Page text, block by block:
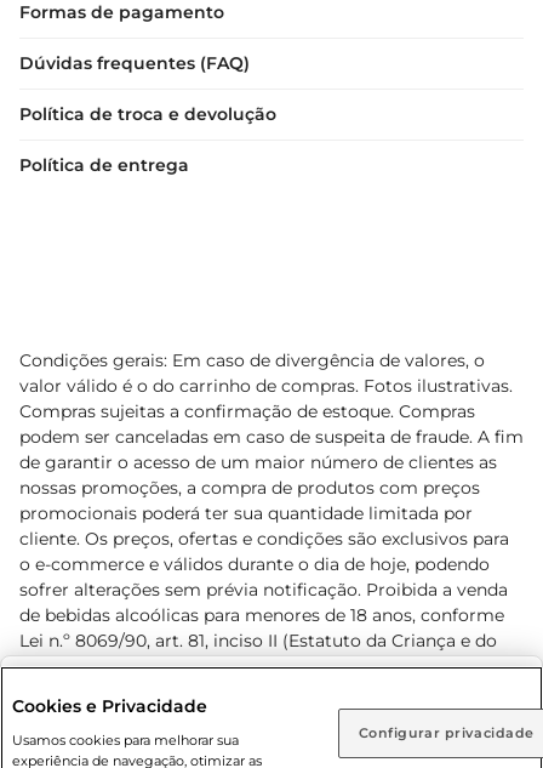
Rio de Janeiro (RJ) Goiás (GO)
Formas de pagamento
Dúvidas frequentes (FAQ)
Política de troca e devolução
Política de entrega
Condições gerais: Em caso de divergência de valores, o
valor válido é o do carrinho de compras. Fotos ilustrativas.
Compras sujeitas a confirmação de estoque. Compras
podem ser canceladas em caso de suspeita de fraude. A fim
de garantir o acesso de um maior número de clientes as
nossas promoções, a compra de produtos com preços
promocionais poderá ter sua quantidade limitada por
cliente. Os preços, ofertas e condições são exclusivos para
o e-commerce e válidos durante o dia de hoje, podendo
sofrer alterações sem prévia notificação. Proibida a venda
de bebidas alcoólicas para menores de 18 anos, conforme
Lei n.º 8069/90, art. 81, inciso II (Estatuto da Criança e do
Adolescente). Preços e condições exclusivos para o
prévio. O valor mínimo para as compras on-line é de R$
80,00.
Cookies e Privacidade
Usamos cookies para melhorar sua
experiência de navegação, otimizar as
Configurar privacidade